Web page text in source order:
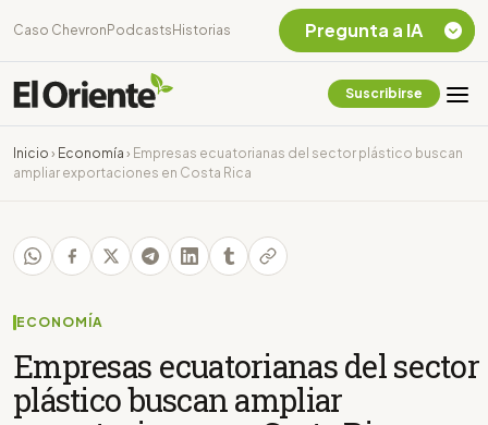
Caso Chevron Podcasts Historias
Suscribirse
Inicio › Economía › Empresas ecuatorianas del sector plástico buscan
ampliar exportaciones en Costa Rica
ECONOMÍA
Empresas ecuatorianas del sector
plástico buscan ampliar
Pregunta a IA
Chevron Ecuador